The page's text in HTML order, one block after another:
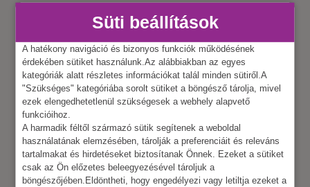
lehet venni és őrült tempóban valami olyan sportba
Süti beállítások
A hatékony navigáció és bizonyos funkciók működésének
érdekében sütiket használunk.Az alábbiakban az egyes
kategóriák alatt részletes információkat talál minden sütiről.A
"Szükséges" kategóriába sorolt sütiket a böngésző tárolja, mivel
ezek elengedhetetlenül szükségesek a webhely alapvető
funkcióihoz.
A harmadik féltől származó sütik segítenek a weboldal
használatának elemzésében, tárolják a preferenciáit és releváns
tartalmakat és hirdetéseket biztosítanak Önnek. Ezeket a sütiket
csak az Ön előzetes beleegyezésével tároljuk a
böngészőjében.Eldöntheti, hogy engedélyezi vagy letiltja ezeket a